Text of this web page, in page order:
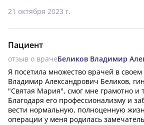
21 октября 2023 г.
Пациент
отзыв о врачеБеликов Владимир
Я посетила множество врачей в своем
Владимир Александрович Беликов,
"Святая Мария", смог мне грамотно и
Благодаря его профессионализму и
вести нормальную, полноценную
операции у меня родилась